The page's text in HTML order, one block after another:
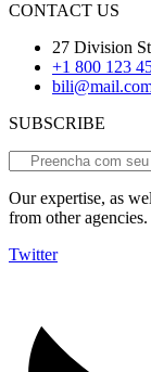
CONTACT US
27 Division
+1 800 123
SUBSCRIBE
Our expertise, as
from other agencies.
Twitter